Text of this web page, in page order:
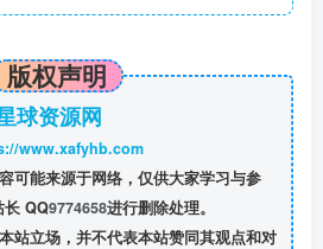
版权声明
球资源网
www.xafyhb.com
可能来源于网络，仅供大家学习与参
长 QQ9774658进行删除处理。
站立场，并不代表本站赞同其观点和对